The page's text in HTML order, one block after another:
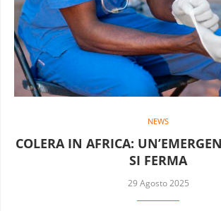
NEWS
COLERA IN AFRICA:
SI FERMA
29 Agosto 2025